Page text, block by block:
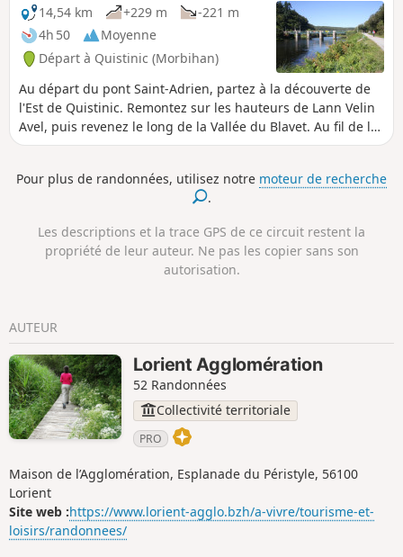
14,54 km
+229 m
-221 m
4h 50
Moyenne
Départ à Quistinic (Morbihan)
Au départ du pont Saint-Adrien, partez à la découverte de
l'Est de Quistinic. Remontez sur les hauteurs de Lann Velin
Avel, puis revenez le long de la Vallée du Blavet. Au fil de la
balade, profitez de la beauté des paysages verdoyants et
laissez-vous surprendre par les chapelles, fontaines,
hameaux, ponts, écluses... Ce parcours reprend la partie Est
Pour plus de randonnées, utilisez notre moteur de recherche
.
Les descriptions et la trace GPS de ce circuit restent la
propriété de leur auteur. Ne pas les copier sans son
autorisation.
AUTEUR
Lorient Agglomération
52 Randonnées
Collectivité territoriale
PRO
Maison de l’Agglomération, Esplanade du Péristyle, 56100
Lorient
Site web :https://www.lorient-agglo.bzh/a-vivre/tourisme-et-
loisirs/randonnees/